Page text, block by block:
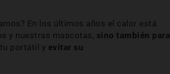
En los últimos años el calor está
y nuestras mascotas, sino también para
portátil y evitar su